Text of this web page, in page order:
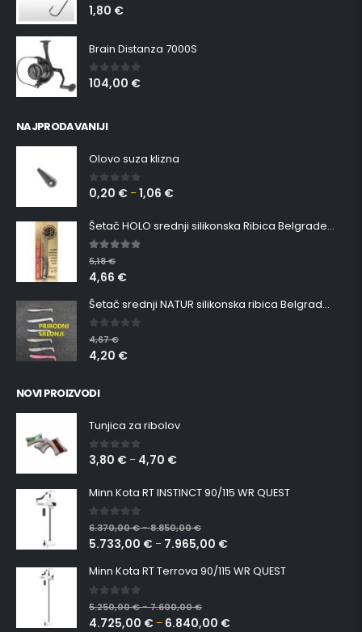
0 out of 5
1,80 €
Brain Distanza 7000S
0out of 5
104,00 €
NAJPRODAVANIJI
Olovo suza klizna
0 out of 5
0,20 € –1,06 €
Šetač HOLO srednji silikonska Ribica Belgrade Walker
5.00out of 5
5,18€
4,66 €
Šetač srednji NATUR silikonska ribica Belgrade Walker
0 out of 5
4,67€
4,20 €
NOVI PROIZVODI
Tunjica za ribolov
0 out of 5
3,80 € – 4,70 €
Minn Kota RT INSTINCT 90/115 WR QUEST
0 out of 5
6.370,00€–8.850,00€
5.733,00 € – 7.965,00 €
Minn Kota RT Terrova 90/115 WR QUEST
0 out of 5
5.250,00€–7.600,00€
4.725,00 € – 6.840,00 €